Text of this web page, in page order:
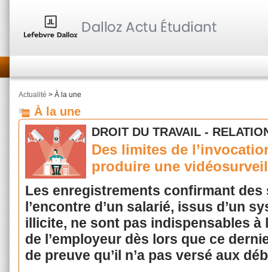
Actualité > À la une
À la une
DROIT DU TRAVAIL -
Des limites de
produire une
Les enregistrements confirmant des
l’encontre d’un salarié, issus d’un
illicite, ne sont pas indispensables à
de l’employeur dès lors que ce
de preuve qu’il n’a pas versé aux